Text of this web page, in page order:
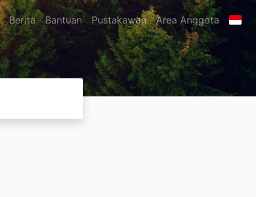
Berita Bantuan Pustakawan Area Anggota